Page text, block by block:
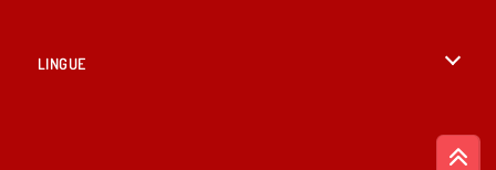
LINGUE